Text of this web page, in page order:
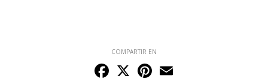
COMPARTIR EN
Facebook
X Pinterest